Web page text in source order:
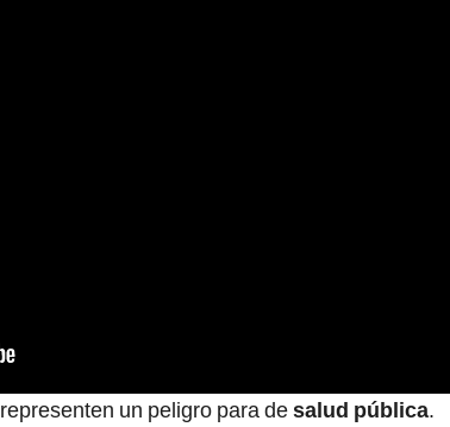
representen un peligro para desalud pública.